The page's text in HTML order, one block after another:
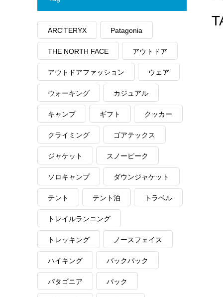
ARC'TERYX Patagonia
THE NORTH FACE アウトドア
アウトドアファッション ウェア
ウォーキング カジュアル
キャンプ ギフト クッカー
クライミング ゴアテックス
ジャケット スノーピーク
ソロキャンプ ダウンジャケット
テント テント泊 トラベル
トレイルランニング
トレッキング ノースフェイス
ハイキング バックパック
パタゴニア パック